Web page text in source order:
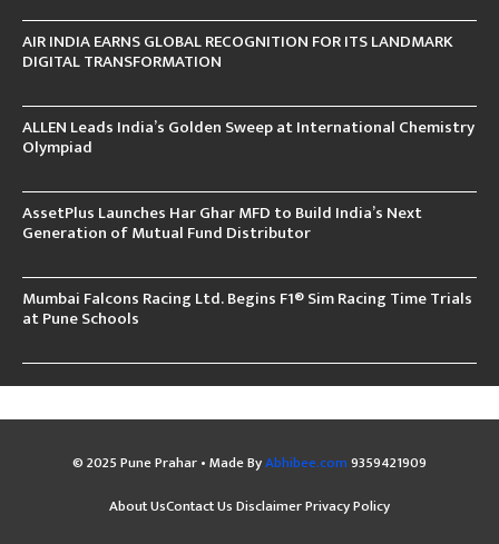
AIR INDIA EARNS GLOBAL RECOGNITION FOR ITS LANDMARK
DIGITAL TRANSFORMATION
ALLEN Leads India’s Golden Sweep at International Chemistry
Olympiad
AssetPlus Launches Har Ghar MFD to Build India’s Next
Generation of Mutual Fund Distributor
Mumbai Falcons Racing Ltd. Begins F1® Sim Racing Time Trials
at Pune Schools
© 2025 Pune Prahar • Made ByAbhibee.com9359421909
About UsContact UsDisclaimerPrivacy Policy